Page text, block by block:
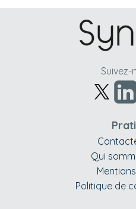
Suivez-
Qui
Politique de